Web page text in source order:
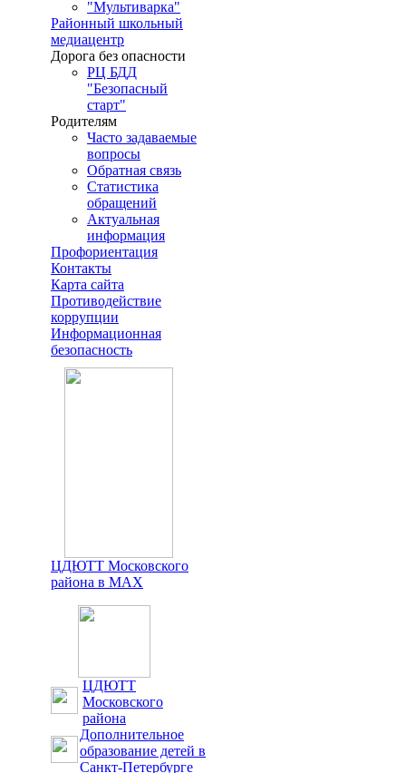
"Мультиварка"
Районный школьный
медиацентр
Дорога без опасности
РЦ БДД
"Безопасный
старт"
Родителям
Часто задаваемые
вопросы
Обратная связь
Статистика
обращений
Актуальная
информация
Профориентация
Контакты
Карта сайта
Противодействие
коррупции
Информационная
безопасность
ЦДЮТТ Московского
района в MAX
ЦДЮТТ
Московского
района
Дополнительное
образование детей в
Санкт-Петербурге